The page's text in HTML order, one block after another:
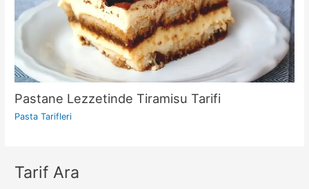
Pastane Lezzetinde Tiramisu Tarifi
Pasta Tarifleri
Tarif Ara